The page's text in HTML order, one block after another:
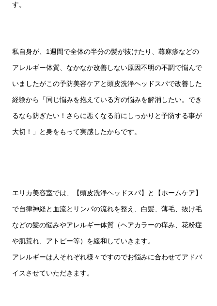
す。
私自身が、1週間で全体の半分の髪が抜けたり、蕁麻疹などの
アレルギー体質、なかなか改善しない原因不明の不調で悩んで
いましたがこの予防美容ケアと頭皮洗浄ヘッドスパで改善した
経験から「同じ悩みを抱えている方の悩みを解消したい。でき
るなら防ぎたい！さらに悪くなる前にしっかりと予防する事が
大切！」と身をもって実感したからです。
エリカ美容室では、【頭皮洗浄ヘッドスパ】と【ホームケア】
で自律神経と血流とリンパの流れを整え、白髪、薄毛、抜け毛
などの髪の悩みやアレルギー体質（ヘアカラーの痒み、花粉症
や肌荒れ、アトピー等）を緩和していきます。
アレルギーは人それぞれ様々ですのでお悩みに合わせてアドバ
イスさせていただきます。